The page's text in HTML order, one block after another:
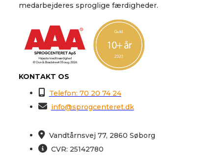
medarbejderes sproglige færdigheder.
KONTAKT OS
Telefon: 70 20 74 24
info@sprogcenteret.dk
Vandtårnsvej 77, 2860 Søborg
CVR: 25142780